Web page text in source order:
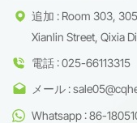
追加 : Room 303,
Xianlin Street, Qixia
電話 : 025-66113315
メール :
Whatsapp : 86-